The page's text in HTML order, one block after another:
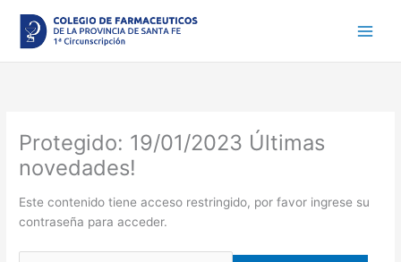
contenido
Protegido: 19/01/2023 Últimas
novedades!
Este contenido tiene acceso restringido, por favor ingrese su
contraseña para acceder.